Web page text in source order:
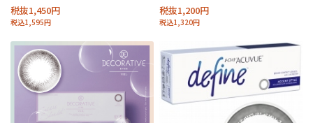
税抜1,450円
税込1,595円
税抜1,200円
税込1,320円